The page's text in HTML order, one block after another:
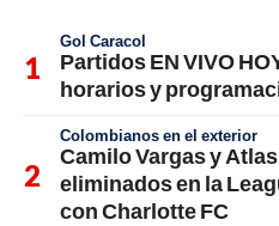
Gol Caracol
Partidos EN VIVO
horarios y
Colombianos en el exterior
Camilo Vargas y
eliminados en la
con Charlotte FC